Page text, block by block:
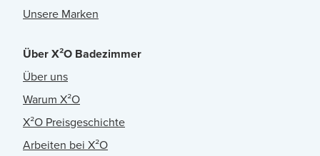
Unsere Marken
Über X²O Badezimmer
Über uns
Warum X²O
X²O Preisgeschichte
Arbeiten bei X²O